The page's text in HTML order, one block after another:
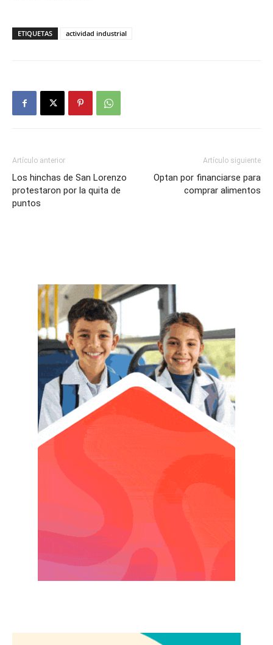
ETIQUETAS actividad industrial
Artículo anterior
Los hinchas de San Lorenzo
protestaron por la quita de
puntos
Artículo siguiente
Optan por financiarse para
comprar alimentos